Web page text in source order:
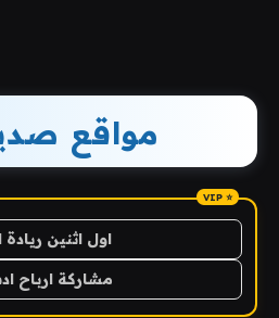
مواقع
اول اثنين ريادة
مشاركة ارباح